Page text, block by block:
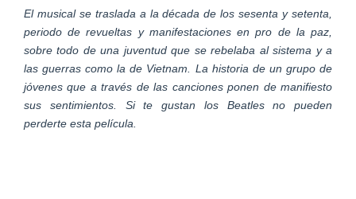
El musical se traslada a la década de los sesenta y setenta,
periodo de revueltas y manifestaciones en pro de la paz,
sobre todo de una juventud que se rebelaba al sistema y a
las guerras como la de Vietnam. La historia de un grupo de
jóvenes que a través de las canciones ponen de manifiesto
sus sentimientos. Si te gustan los Beatles no pueden
perderte esta película.